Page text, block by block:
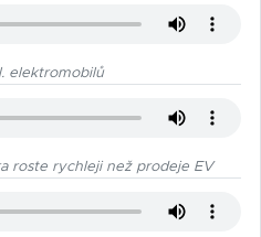
elektromobilů
roste rychleji než prodeje EV